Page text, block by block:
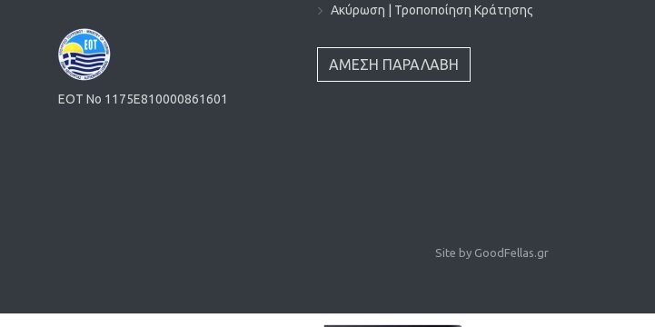
EOT No 1175E810000861601
Ακύρωση | Τροποποίηση Κράτησης
ΑΜΕΣΗ ΠΑΡΑΛΑΒΗ
Site by GoodFellas.gr